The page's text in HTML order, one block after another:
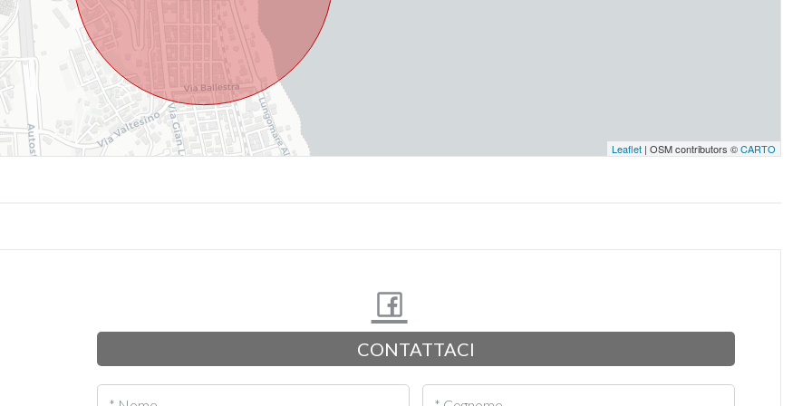
Leaflet | OSM contributors ©CARTO
CONTATTACI